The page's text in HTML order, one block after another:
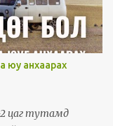
өөрчлөлт орж
өвдөх,чих
илэрдэг. Хүзүү
олон янзын
мэдрэл
зовиур байнга
нэмэгдэх нь их.
юу анхаарах
2 цаг тутамд